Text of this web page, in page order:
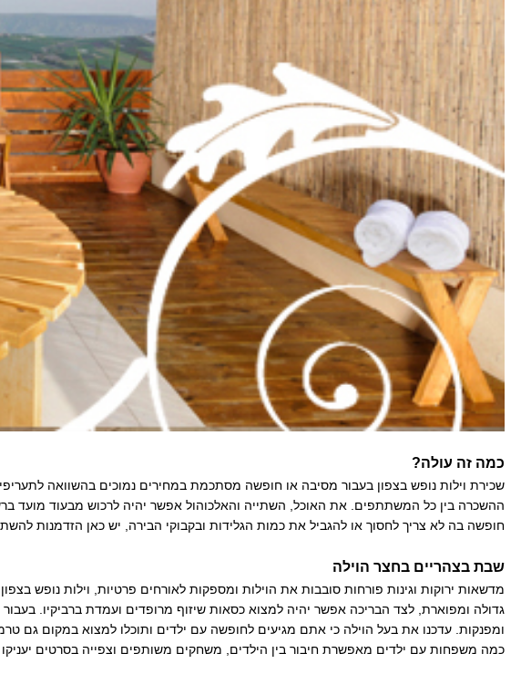
כמה זה עולה?
שכירת וילות נופש בצפון בעבור מסיבה או חופשה מסתכמת במחירים נמוכים בהשוואה
ההשכרה בין כל המשתתפים. את האוכל, השתייה והאלכוהול אפשר יהיה לרכוש מבעוד מועד
חופשה בה לא צריך לחסוך או להגביל את כמות הגלידות ובקבוקי הבירה, יש כאן הזדמנות
שבת בצהריים בחצר הוילה
מדשאות ירוקות וגינות פורחות סובבות את הוילות ומספקות לאורחים פרטיות, וילות נופש
גדולה ומפוארת, לצד הבריכה אפשר יהיה למצוא כסאות שיזוף מרופדים ועמדת ברביקיו.
ומפנקות. עדכנו את בעל הוילה כי אתם מגיעים לחופשה עם ילדים ותוכלו למצוא במקום גם
כמה משפחות עם ילדים מאפשרת חיבור בין הילדים, משחקים משותפים וצפייה בסרטים יעניקו